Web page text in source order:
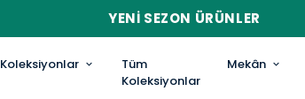
YENI SEZON ÜRÜNLER
Koleksiyonlar
Tüm
Koleksiyonlar
Mekân